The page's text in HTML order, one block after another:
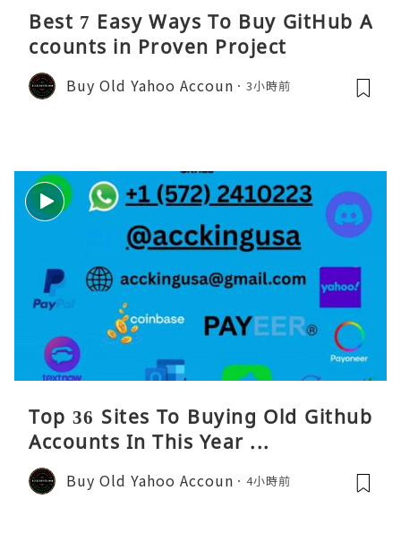
Best 7 Easy Ways To Buy GitHub A
ccounts in Proven Project
Buy Old Yahoo Accoun 3小時前
Top 36 Sites To Buying Old Github
Accounts In This Year ...
Buy Old Yahoo Accoun 4小時前